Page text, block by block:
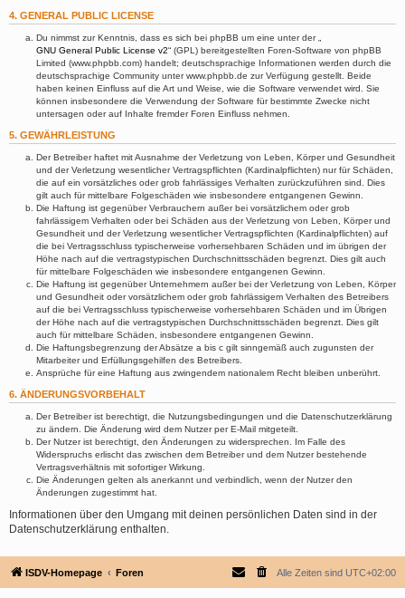
4. GENERAL PUBLIC LICENSE
Du nimmst zur Kenntnis, dass es sich bei phpBB um eine unter der „
GNU General Public License v2“ (GPL) bereitgestellten Foren-Software von phpBB
Limited (www.phpbb.com) handelt; deutschsprachige Informationen werden durch die
deutschsprachige Community unter www.phpbb.de zur Verfügung gestellt. Beide
haben keinen Einfluss auf die Art und Weise, wie die Software verwendet wird. Sie
können insbesondere die Verwendung der Software für bestimmte Zwecke nicht
untersagen oder auf Inhalte fremder Foren Einfluss nehmen.
5. GEWÄHRLEISTUNG
Der Betreiber haftet mit Ausnahme der Verletzung von Leben, Körper und Gesundheit
und der Verletzung wesentlicher Vertragspflichten (Kardinalpflichten) nur für Schäden,
die auf ein vorsätzliches oder grob fahrlässiges Verhalten zurückzuführen sind. Dies
gilt auch für mittelbare Folgeschäden wie insbesondere entgangenen Gewinn.
Die Haftung ist gegenüber Verbrauchern außer bei vorsätzlichem oder grob
fahrlässigem Verhalten oder bei Schäden aus der Verletzung von Leben, Körper und
Gesundheit und der Verletzung wesentlicher Vertragspflichten (Kardinalpflichten) auf
die bei Vertragsschluss typischerweise vorhersehbaren Schäden und im übrigen der
Höhe nach auf die vertragstypischen Durchschnittsschäden begrenzt. Dies gilt auch
für mittelbare Folgeschäden wie insbesondere entgangenen Gewinn.
Die Haftung ist gegenüber Unternehmern außer bei der Verletzung von Leben, Körper
und Gesundheit oder vorsätzlichem oder grob fahrlässigem Verhalten des Betreibers
auf die bei Vertragsschluss typischerweise vorhersehbaren Schäden und im Übrigen
der Höhe nach auf die vertragstypischen Durchschnittsschäden begrenzt. Dies gilt
auch für mittelbare Schäden, insbesondere entgangenen Gewinn.
Die Haftungsbegrenzung der Absätze a bis c gilt sinngemäß auch zugunsten der
Mitarbeiter und Erfüllungsgehilfen des Betreibers.
Ansprüche für eine Haftung aus zwingendem nationalem Recht bleiben unberührt.
6. ÄNDERUNGSVORBEHALT
Der Betreiber ist berechtigt, die Nutzungsbedingungen und die Datenschutzerklärung
zu ändern. Die Änderung wird dem Nutzer per E-Mail mitgeteilt.
Der Nutzer ist berechtigt, den Änderungen zu widersprechen. Im Falle des
Widerspruchs erlischt das zwischen dem Betreiber und dem Nutzer bestehende
Vertragsverhältnis mit sofortiger Wirkung.
Die Änderungen gelten als anerkannt und verbindlich, wenn der Nutzer den
Änderungen zugestimmt hat.
Informationen über den Umgang mit deinen persönlichen Daten sind in der
Datenschutzerklärung enthalten.
ISDV-Homepage Foren Alle Zeiten sind UTC+02:00